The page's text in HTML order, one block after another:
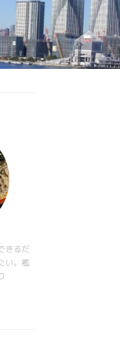
きるだ
い。襤